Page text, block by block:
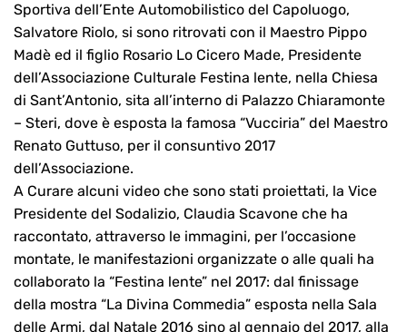
Sportiva dell’Ente Automobilistico del Capoluogo,
Salvatore Riolo, si sono ritrovati con il Maestro Pippo
Madè ed il figlio Rosario Lo Cicero Made, Presidente
dell’Associazione Culturale Festina lente, nella Chiesa
di Sant’Antonio, sita all’interno di Palazzo Chiaramonte
– Steri, dove è esposta la famosa “Vucciria” del Maestro
Renato Guttuso, per il consuntivo 2017
dell’Associazione.
A Curare alcuni video che sono stati proiettati, la Vice
Presidente del Sodalizio, Claudia Scavone che ha
raccontato, attraverso le immagini, per l’occasione
montate, le manifestazioni organizzate o alle quali ha
collaborato la “Festina lente” nel 2017: dal finissage
della mostra “La Divina Commedia” esposta nella Sala
delle Armi, dal Natale 2016 sino al gennaio del 2017, alla